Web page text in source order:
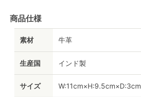
商品仕様
素材 牛革
生産国 インド製
サイズ W:11cm×H:9.5cm×D:3cm